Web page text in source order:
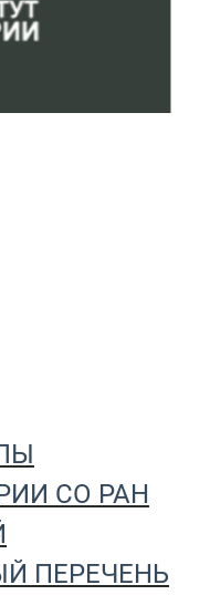
СО РАН
ПЕРЕЧЕНЬ